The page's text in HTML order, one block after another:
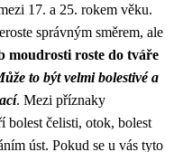
17. a 25. rokem věku.
správným směrem, ale
moudrosti roste do tváře
to být velmi bolestivé a
. Mezi příznaky
bolest čelisti, otok, bolest
úst. Pokud se u vás tyto